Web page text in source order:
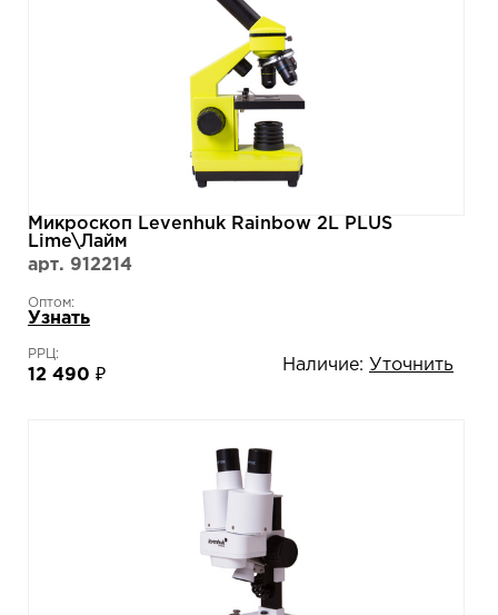
Микроскоп Levenhuk Rainbow 2L PLUS
Lime\Лайм
арт. 912214
Оптом:
Узнать
РРЦ:
12 490 ₽
Наличие: Уточнить